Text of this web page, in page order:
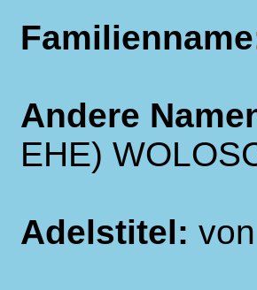
Andere
EHE)
Adelstitel: von